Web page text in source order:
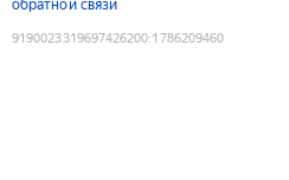
обратной связи
9190023319697426200:1786209460